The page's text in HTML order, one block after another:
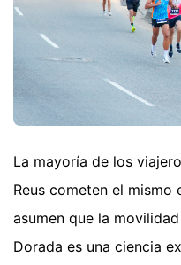
La mayoría de los
Reus cometen el
asumen que la
Dorada es una ciencia